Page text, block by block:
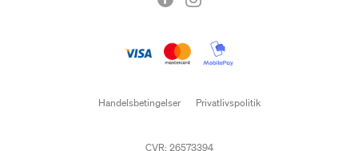
Handelsbetingelser Privatlivspolitik
CVR: 26573394